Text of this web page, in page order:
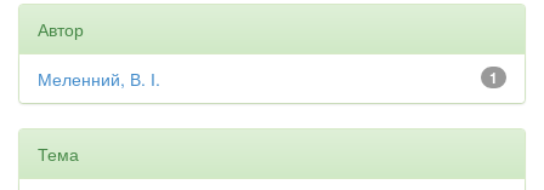
Автор
1
Меленний, В. І.
Тема